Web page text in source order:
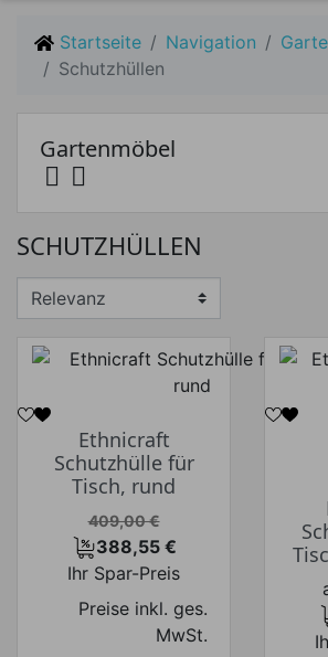
Startseite Navigation
Schutzhüllen
Gartenmöbel
 
SCHUTZHÜLLEN
Ethnicraft
Schutzhülle für
Tisch, rund
Verkaufspreis
409,00 €
Preis
388,55 €
Ihr Spar-Preis
Preise inkl. ges.
MwSt.